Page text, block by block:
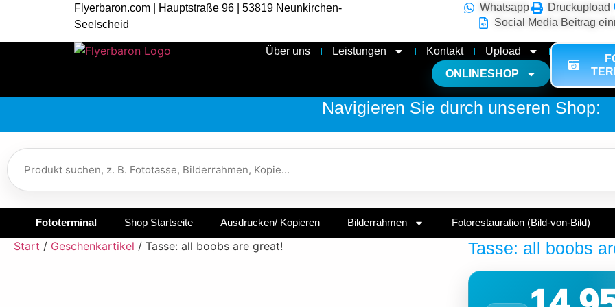
Flyerbaron.com | Hauptstraße 96 | 53819 Neunkirchen-
Seelscheid
Whatsapp Druckupload
Social Media Beitrag
Über uns Leistungen Kontakt
Upload
ONLINESHOP
Navigieren Sie durch unseren Shop:
Fototerminal Shop Startseite Ausdrucken/ Kopieren Bilderrahmen Fotorestauration (Bild-von-Bild)
Start / Geschenkartikel / Tasse: all boobs are great! Tasse: all boobs